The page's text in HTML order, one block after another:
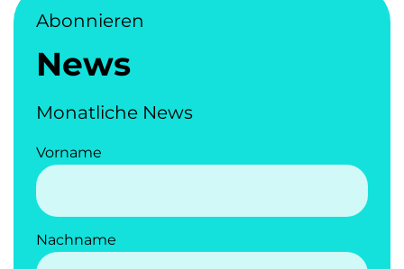
Abonnieren
News
Monatliche News
Vorname
Nachname